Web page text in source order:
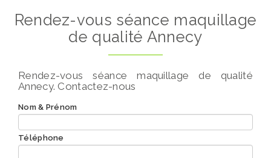
Rendez-vous séance maquillage
de qualité Annecy
Rendez-vous séance maquillage de qualité
Annecy. Contactez-nous
Nom & Prénom
Téléphone